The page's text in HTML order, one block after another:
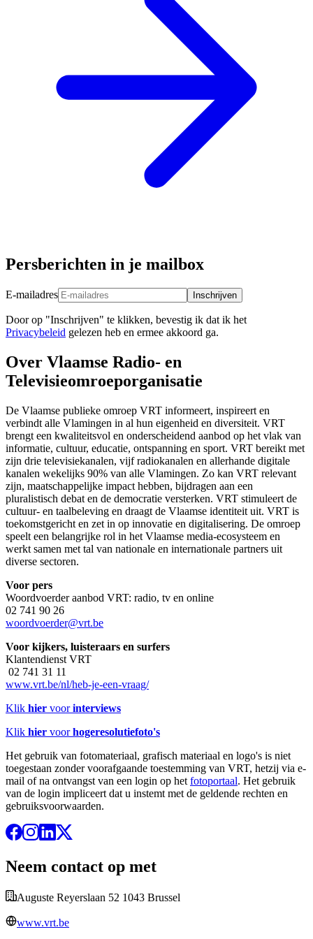
Persberichten in je mailbox
E-mailadres Inschrijven
Door op "Inschrijven" te klikken, bevestig ik dat ik het
Privacybeleid gelezen heb en ermee akkoord ga.
Over Vlaamse Radio- en
Televisieomroeporganisatie
De Vlaamse publieke omroep VRT informeert, inspireert en
verbindt alle Vlamingen in al hun eigenheid en diversiteit. VRT
brengt een kwaliteitsvol en onderscheidend aanbod op het vlak van
informatie, cultuur, educatie, ontspanning en sport. VRT bereikt met
zijn drie televisiekanalen, vijf radiokanalen en allerhande digitale
kanalen wekelijks 90% van alle Vlamingen. Zo kan VRT relevant
zijn, maatschappelijke impact hebben, bijdragen aan een
pluralistisch debat en de democratie versterken. VRT stimuleert de
cultuur- en taalbeleving en draagt de Vlaamse identiteit uit. VRT is
toekomstgericht en zet in op innovatie en digitalisering. De omroep
speelt een belangrijke rol in het Vlaamse media-ecosysteem en
werkt samen met tal van nationale en internationale partners uit
diverse sectoren.
Voor pers
Woordvoerder aanbod VRT: radio, tv en online
02 741 90 26
woordvoerder@vrt.be
Voor kijkers, luisteraars en surfers
Klantendienst VRT
02 741 31 11
www.vrt.be/nl/heb-je-een-vraag/
Klik hier voorinterviews
Klik hier voorhogeresolutiefoto's
Het gebruik van fotomateriaal, grafisch materiaal en logo's is niet
toegestaan zonder voorafgaande toestemming van VRT, hetzij via e-
mail of na ontvangst van een login op het fotoportaal. Het gebruik
van de login impliceert dat u instemt met de geldende rechten en
gebruiksvoorwaarden.
Neem contact op met
Auguste Reyerslaan 52 1043 Brussel
www.vrt.be